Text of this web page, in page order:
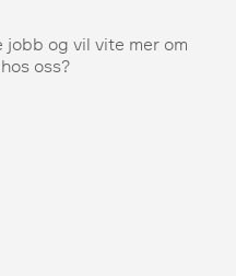
og vil vite mer om
oss?